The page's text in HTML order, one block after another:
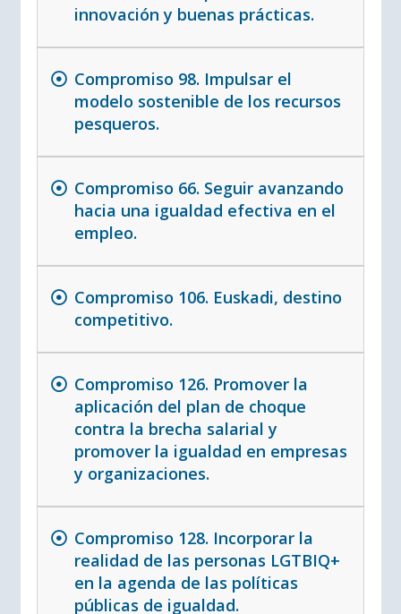
innovación y buenas prácticas.
Compromiso 98. Impulsar el
modelo sostenible de los recursos
pesqueros.
Compromiso 66. Seguir avanzando
hacia una igualdad efectiva en el
empleo.
Compromiso 106. Euskadi, destino
competitivo.
Compromiso 126. Promover la
aplicación del plan de choque
contra la brecha salarial y
promover la igualdad en empresas
y organizaciones.
Compromiso 128. Incorporar la
realidad de las personas LGTBIQ+
en la agenda de las políticas
públicas de igualdad.